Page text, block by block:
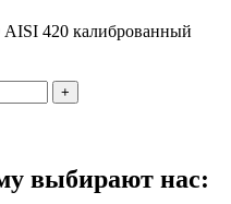
420 калиброванный
выбирают нас: